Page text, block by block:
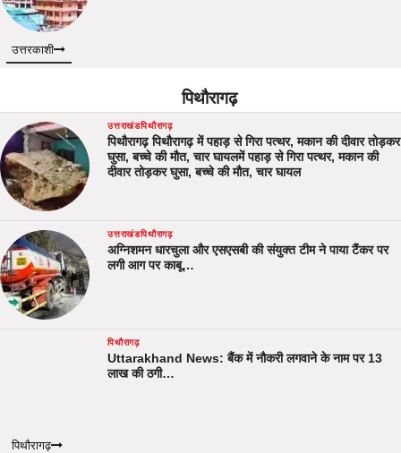
उत्तरकाशी
पिथौरागढ़
उत्तराखंडपिथौरागढ़
पिथौरागढ़ पिथौरागढ़ में पहाड़ से गिरा पत्थर, मकान की दीवार तोड़कर
घुसा, बच्चे की मौत, चार घायलमें पहाड़ से गिरा पत्थर, मकान की
दीवार तोड़कर घुसा, बच्चे की मौत, चार घायल
उत्तराखंडपिथौरागढ़
अग्निशमन धारचुला और एसएसबी की संयुक्त टीम ने पाया टैंकर पर
लगी आग पर काबू…
पिथौरागढ़
Uttarakhand News: बैंक में नौकरी लगवाने के नाम पर 13
लाख की ठगी…
पिथौरागढ़